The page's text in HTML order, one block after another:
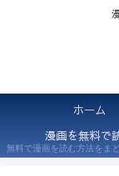
ホーム
漫画を無料で
無料で漫画を読む方法をま